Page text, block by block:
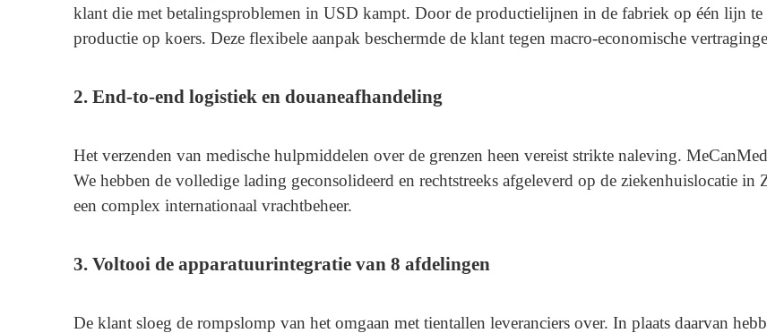
klant die met betalingsproblemen in USD kampt. Door de productielijnen in de fabriek op één lijn
productie op koers. Deze flexibele aanpak beschermde de klant tegen macro-economische
2. End-to-end logistiek en douaneafhandeling
Het verzenden van medische hulpmiddelen over de grenzen heen vereist strikte naleving.
We hebben de volledige lading geconsolideerd en rechtstreeks afgeleverd op de ziekenhuislocatie in
een complex internationaal vrachtbeheer.
3. Voltooi de apparatuurintegratie van 8 afdelingen
De klant sloeg de rompslomp van het omgaan met tientallen leveranciers over. In plaats daarvan